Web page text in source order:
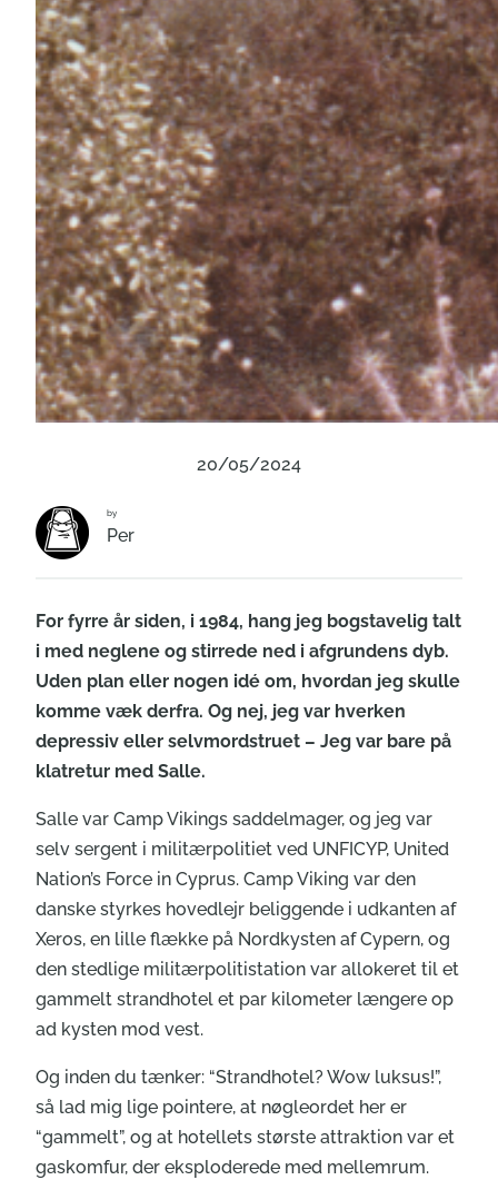
20/05/2024
by
Per
For fyrre år siden, i 1984, hang jeg bogstavelig talt
i med neglene og stirrede ned i afgrundens dyb.
Uden plan eller nogen idé om, hvordan jeg skulle
komme væk derfra. Og nej, jeg var hverken
depressiv eller selvmordstruet – Jeg var bare på
klatretur med Salle.
Salle var Camp Vikings saddelmager, og jeg var
selv sergent i militærpolitiet ved UNFICYP, United
Nation’s Force in Cyprus. Camp Viking var den
danske styrkes hovedlejr beliggende i udkanten af
Xeros, en lille flække på Nordkysten af Cypern, og
den stedlige militærpolitistation var allokeret til et
gammelt strandhotel et par kilometer længere op
ad kysten mod vest.
Og inden du tænker: “Strandhotel? Wow luksus!”,
så lad mig lige pointere, at nøgleordet her er
“gammelt”, og at hotellets største attraktion var et
gaskomfur, der eksploderede med mellemrum.